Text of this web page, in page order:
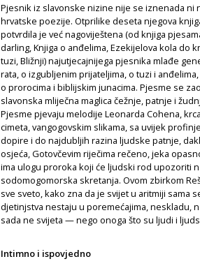
Pjesnik iz slavonske nizine nije se iznenada ni
hrvatske poezije. Otprilike deseta njegova
potvrdila je već nagoviještena (od knjiga
darling, Knjiga o anđelima, Ezekijelova kola do
tuzi, Bližnji) najutjecajnijega pjesnika mlađe
rata, o izgubljenim prijateljima, o tuzi i
o prorocima i biblijskim junacima. Pjesme se
slavonska mliječna maglica čežnje, patnje i
Pjesme pjevaju melodije Leonarda Cohena,
cimeta, vangogovskim slikama, sa uvijek
dopire i do najdubljih razina ljudske patnje,
osjeća, Gotovčevim riječima rečeno, jeka
ima ulogu proroka koji će ljudski rod upozoriti
sodomogomorska skretanja. Ovom zbirkom
sve sveto, kako zna da je svijet u aritmiji sama
djetinjstva nestaju u poremećajima,
sada ne svijeta — nego onoga što su ljudi i
Intimno i ispovjedno